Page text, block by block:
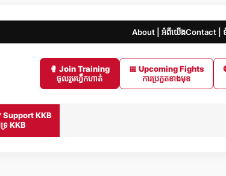
About | អំពីយើងContact |
🥊 Join Training
ចូលរួមហ្វឹកហាត់
📅 Upcoming Fights
ការប្រកួតខាងមុខ
KKB
ទ្រ KKB